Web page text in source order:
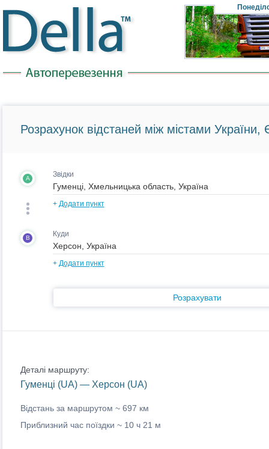
Розрахунок відстаней між містами України,
A Звідки
+ Додати пункт
B Куди
+ Додати пункт
Розрахувати
Деталі маршруту:
Гуменці (UA) — Херсон (UA)
Відстань за маршрутом ~ 697 км
Приблизний час поїздки ~ 10 ч 21 м